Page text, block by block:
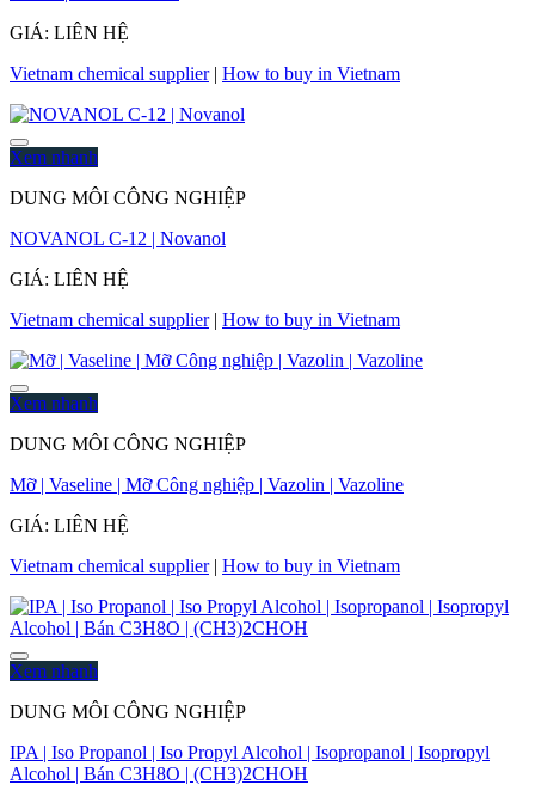
GIÁ: LIÊN HỆ
Vietnam chemical supplier| How to buy in Vietnam
Xem nhanh
DUNG MÔI CÔNG NGHIỆP
NOVANOL C-12 | Novanol
GIÁ: LIÊN HỆ
Vietnam chemical supplier| How to buy in Vietnam
Xem nhanh
DUNG MÔI CÔNG NGHIỆP
Mỡ | Vaseline | Mỡ Công nghiệp | Vazolin | Vazoline
GIÁ: LIÊN HỆ
Vietnam chemical supplier| How to buy in Vietnam
Xem nhanh
DUNG MÔI CÔNG NGHIỆP
IPA | Iso Propanol | Iso Propyl Alcohol | Isopropanol | Isopropyl
Alcohol | Bán C3H8O | (CH3)2CHOH